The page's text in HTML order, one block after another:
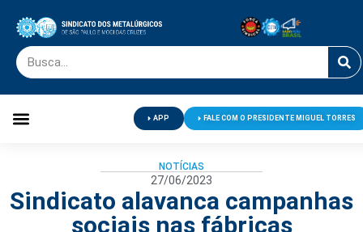
APP FALE COM O PRESIDENTE MIGUEL TORRES
NOTÍCIAS
27/06/2023
Sindicato alavanca campanhas
sociais nas fábricas